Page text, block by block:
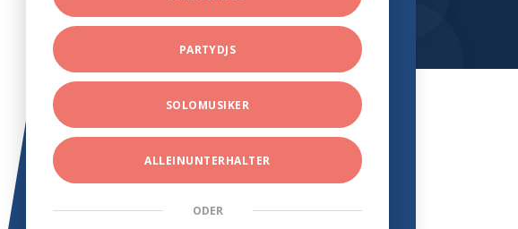
PARTYDJS
SOLOMUSIKER
ALLEINUNTERHALTER
ODER